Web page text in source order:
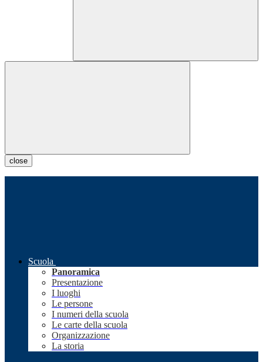
close
Scuola
Panoramica
Presentazione
I luoghi
Le persone
I numeri della scuola
Le carte della scuola
Organizzazione
La storia